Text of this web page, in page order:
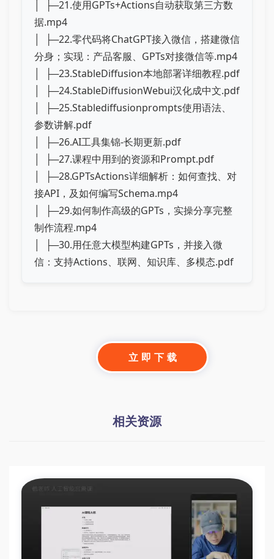
│ ├─21.使用GPTs+Actions自动获取第三方数
据.mp4
│ ├─22.零代码将ChatGPT接入微信，搭建微信
分身；实现：产品客服、GPTs对接微信等.mp4
│ ├─23.StableDiffusion本地部署详细教程.pdf
│ ├─24.StableDiffusionWebui汉化成中文.pdf
│ ├─25.Stablediffusionprompts使用语法、
参数讲解.pdf
│ ├─26.AI工具集锦-长期更新.pdf
│ ├─27.课程中用到的资源和Prompt.pdf
│ ├─28.GPTsActions详细解析：如何查找、对
接API，及如何编写Schema.mp4
│ ├─29.如何制作高级的GPTs，实操分享完整
制作流程.mp4
│ ├─30.用任意大模型构建GPTs，并接入微
信：支持Actions、联网、知识库、多模态.pdf
立 即 下 载
相关资源